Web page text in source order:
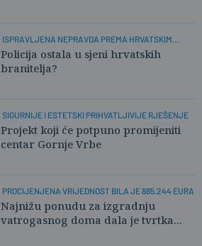
ISPRAVLJENA NEPRAVDA PREMA HRVATSKIM
POLICAJCIMA
Policija ostala u sjeni hrvatskih
branitelja?
SIGURNIJE I ESTETSKI PRIHVATLJIVIJE RJEŠENJE
Projekt koji će potpuno promijeniti
centar Gornje Vrbe
PROCIJENJENA VRIJEDNOST BILA JE 885.244 EURA
Najnižu ponudu za izgradnju
vatrogasnog doma dala je tvrtka...